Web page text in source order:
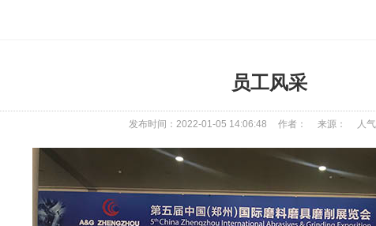
员工风采
发布时间：2022-01-05 14:06:48 作者： 来源： 人气